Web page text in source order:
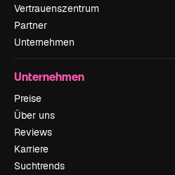
Vertrauenszentrum
Partner
Unternehmen
Unternehmen
Preise
Über uns
Reviews
Karriere
Suchtrends